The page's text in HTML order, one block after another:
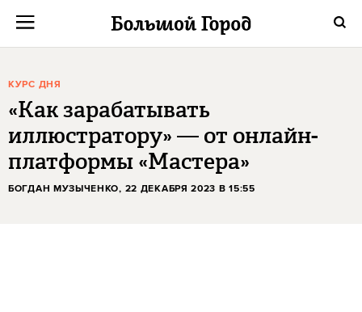
КУРС ДНЯ
«Как зарабатывать
иллюстратору» — от онлайн-
платформы «Мастера»
БОГДАН МУЗЫЧЕНКО, 22 ДЕКАБРЯ 2023 В 15:55